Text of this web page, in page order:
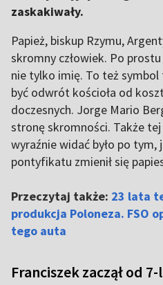
zaskakiwały.
Papież, biskup Rzymu,
skromny człowiek. Po
nie tylko imię. To też
być odwrót kościoła od
doczesnych. Jorge Mario
stronę skromności. Także
wyraźnie widać było po
pontyfikatu zmienił się
Przeczytaj także: 23 lata
produkcja Poloneza. FSO
tego auta
Franciszek zaczął od